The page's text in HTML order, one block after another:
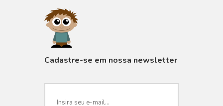
Cadastre-se em nossa newsletter